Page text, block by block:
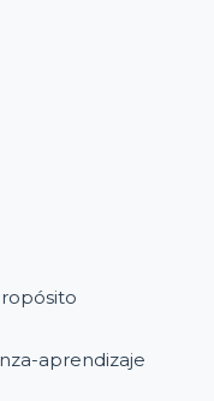
aprendizaje